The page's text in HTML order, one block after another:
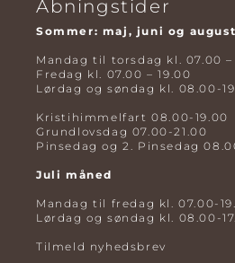
Åbningstider
Sommer: maj, juni og august
Mandag til torsdag kl. 07.00 –
Fredag kl. 07.00 – 19.00
Lørdag og søndag kl. 08.00-
Kristihimmelfart 08.00-19.00
Grundlovsdag 07.00-21.00
Pinsedag og 2. Pinsedag
Juli måned
Mandag til fredag kl. 07.00-
Lørdag og søndag kl. 08.00-
Tilmeld nyhedsbrev